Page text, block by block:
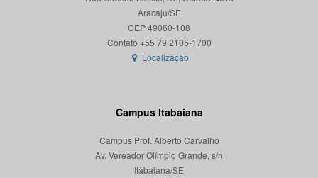
Aracaju/SE
CEP 49060-108
Localização
Campus Itabaiana
Campus Prof. Alberto Carvalho
Av. Vereador Olímpio Grande, s/n
Itabaiana/SE